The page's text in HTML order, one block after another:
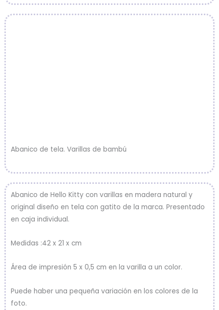
Abanico de tela. Varillas de bambú
Abanico de Hello Kitty con varillas en madera natural y
original diseño en tela con gatito de la marca. Presentado
en caja individual.
Medidas :42 x 21 x cm
Área de impresión 5 x 0,5 cm en la varilla a un color.
Puede haber una pequeña variación en los colores de la
foto.